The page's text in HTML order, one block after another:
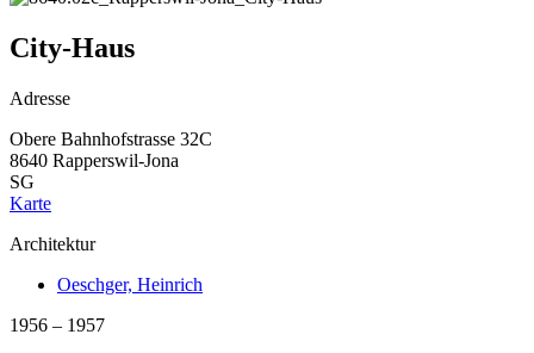
City-Haus
Adresse
Obere Bahnhofstrasse 32C
8640 Rapperswil-Jona
SG
Karte
Architektur
Oeschger, Heinrich
1956 – 1957